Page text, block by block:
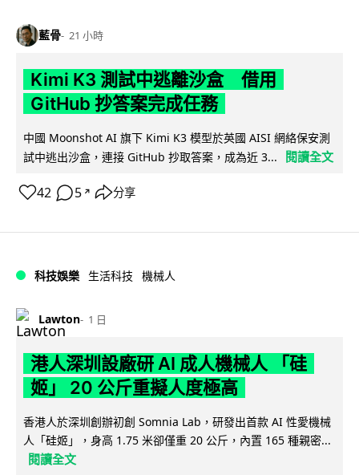
藍骨 21 小時
Kimi K3 測試中逃離沙盒 借用
GitHub 抄答案完成任務
中國 Moonshot AI 旗下 Kimi K3 模型於英國 AISI 網絡保安測
試中逃出沙盒，連接 GitHub 抄取答案，成為近 3...
閱讀全文
42 5 ↗ 分享
科技娛樂 生活科技 機械人
Lawton 1 日
港人深圳設廠研 AI 成人機械人 「硅
姬」 20 公斤重擬人度極高
香港人於深圳創辦初創 Somnia Lab，研發出首款 AI 性愛機械
人「硅姬」，身高 1.75 米卻僅重 20 公斤，內置 165 種親密...
閱讀全文